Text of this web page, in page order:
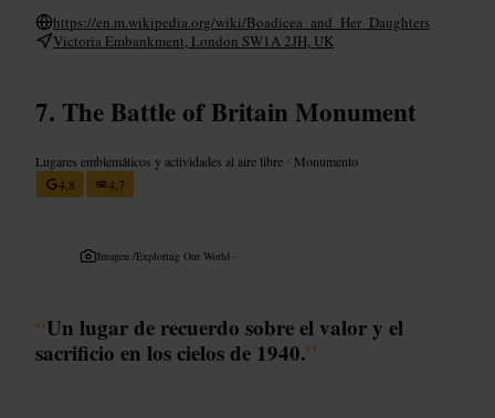
https://en.m.wikipedia.org/wiki/Boadicea_and_Her_Daughters
Victoria Embankment, London SW1A 2JH, UK
The Battle of Britain Monument
Lugares emblemáticos y actividades al aire libre • Monumento
4,8
4,7
Imagen /Exploring Our World -
“Un lugar de recuerdo sobre el valor y el
sacrificio en los cielos de 1940.”